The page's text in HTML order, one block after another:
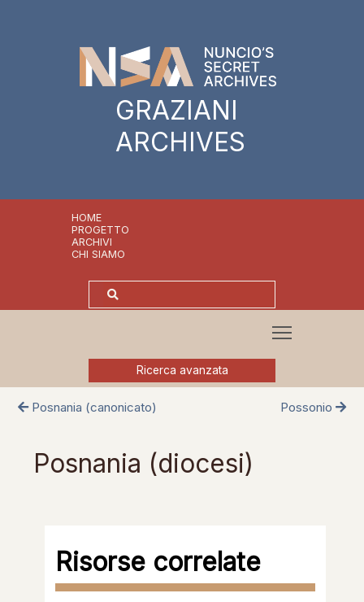
GRAZIANI
ARCHIVES
HOME
PROGETTO
ARCHIVI
CHI SIAMO
Ricerca avanzata
Posnania (canonicato) Possonio
Risorse correlate
Posnania (diocesi)